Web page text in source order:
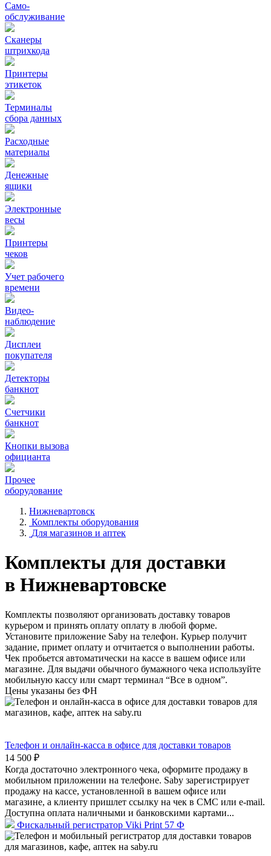
Само-
обслуживание
Сканеры
штрихкода
Принтеры
этикеток
Терминалы
сбора данных
Расходные
материалы
Денежные
ящики
Электронные
весы
Принтеры
чеков
Учет рабочего
времени
Видео‑
наблюдение
Дисплеи
покупателя
Детекторы
банкнот
Счетчики
банкнот
Кнопки вызова
официанта
Прочее
оборудование
Нижневартовск
Комплекты оборудования
Для магазинов и аптек
Комплекты для доставки
в Нижневартовске
Комплекты позволяют организовать доставку товаров
курьером и принять оплату оплату в любой форме.
Установите приложение Saby на телефон. Курьер получит
задание, примет оплату и отчитается о выполнении работы.
Чек пробьется автоматически на кассе в вашем офисе или
магазине. Для выдачи обычного бумажного чека используйте
мобильную кассу или смарт терминал “Все в одном”.
Цены указаны без ФН
Телефон и онлайн-касса в офисе для доставки товаров
14 500 ₽
Когда достаточно электронного чека, оформите продажу в
мобильном приложении на телефоне. Saby зарегистрирует
продажу на кассе, установленной в вашем офисе или
магазине, а клиенту пришлет ссылку на чек в СМС или e-mail.
Доступна оплата наличными и банковскими картами...
Фискальный регистратор Viki Print 57 Ф